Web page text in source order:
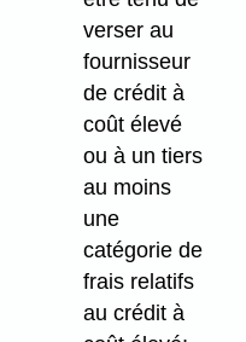
verser au
fournisseur
de crédit à
coût élevé
ou à un tiers
au moins
une
catégorie de
frais relatifs
au crédit à